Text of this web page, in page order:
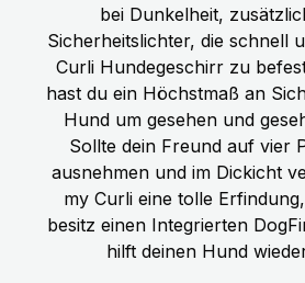
bei Dunkelheit,
Sicherheitslichter, die schnell
Curli Hundegeschirr zu
hast du ein Höchstmaß an
Hund um gesehen und
Sollte dein Freund auf vier
ausnehmen und im Dickicht
my Curli eine tolle
besitz einen Integrierten
hilft deinen Hund